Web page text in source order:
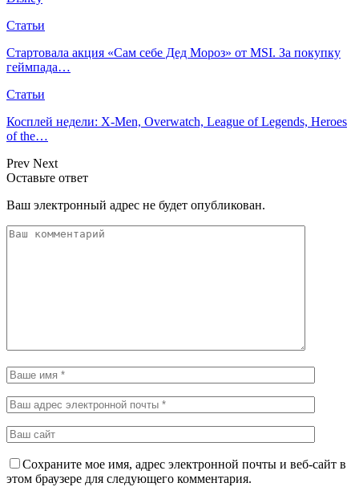
Статьи
Стартовала акция «Сам себе Дед Мороз» от MSI. За покупку
геймпада…
Статьи
Косплей недели: X-Men, Overwatch, League of Legends, Heroes
of the…
Prev Next
Оставьте ответ
Ваш электронный адрес не будет опубликован.
Сохраните мое имя, адрес электронной почты и веб-сайт в
этом браузере для следующего комментария.